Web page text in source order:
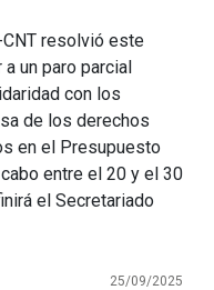
resolvió este
un paro parcial
con los
de los derechos
en el Presupuesto
entre el 20 y el 30
el Secretariado
25/09/2025